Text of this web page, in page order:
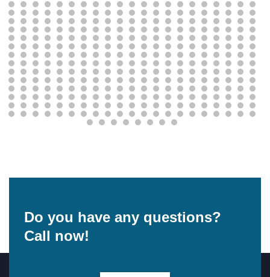
Do you have any questions?
Call now!